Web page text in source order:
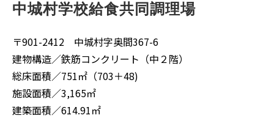
中城村学校給食共同調理場
〒901-2412 中城村字奥間367-6
建物構造／鉄筋コンクリート（中２階）
総床面積／751㎡（703＋48)
施設面積／3,165㎡
建築面積／614.91㎡